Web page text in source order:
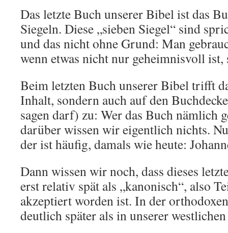
Das letzte Buch unserer Bibel ist das
Siegeln. Diese „sieben Siegel“ sind
und das nicht ohne Grund: Man
wenn etwas nicht nur geheimnisvoll
Beim letzten Buch unserer Bibel trifft
Inhalt, sondern auch auf den
sagen darf) zu: Wer das Buch nämlich
darüber wissen wir eigentlich nichts.
der ist häufig, damals wie heute:
Dann wissen wir noch, dass dieses
erst relativ spät als „kanonisch“, also
akzeptiert worden ist. In der
deutlich später als in unserer